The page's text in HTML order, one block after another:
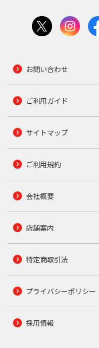
お問い合わせ
ご利用ガイド
サイトマップ
ご利用規約
会社概要
店舗案内
特定商取引法
プライバシーポリシー
採用情報